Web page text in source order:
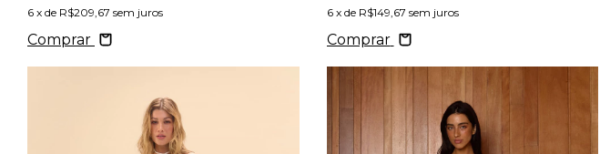
6 x de R$209,67 sem juros
Comprar
6 x de R$149,67 sem juros
Comprar